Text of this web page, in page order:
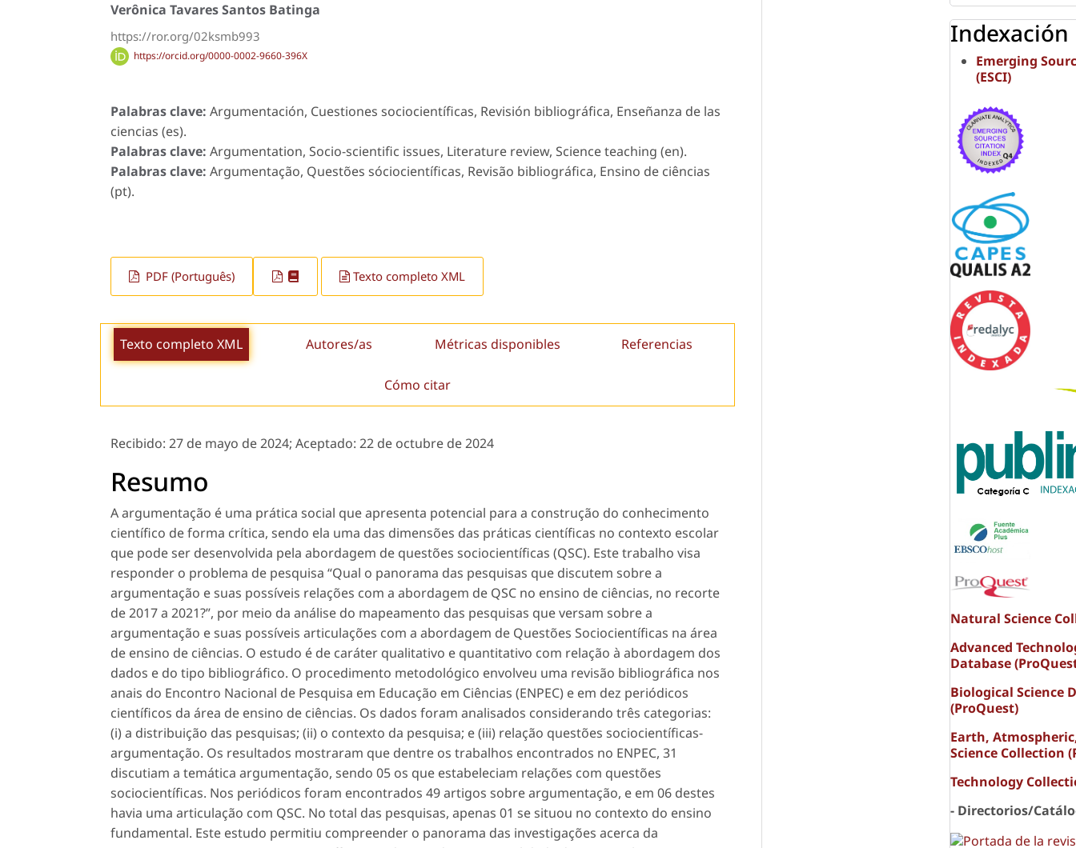
Verônica Tavares Santos Batinga
https://ror.org/02ksmb993
https://orcid.org/0000-0002-9660-396X
Palabras clave: Argumentación, Cuestiones sociocientíficas, Revisión bibliográfica, Enseñanza de las
ciencias (es).
Palabras clave: Argumentation, Socio-scientific issues, Literature review, Science teaching (en).
Palabras clave: Argumentação, Questões sóciocientíficas, Revisão bibliográfica, Ensino de ciências
(pt).
PDF (Português) Texto completo XML
Texto completo XML Autores/as Métricas disponibles Referencias
Cómo citar
Recibido: 27 de mayo de 2024; Aceptado: 22 de octubre de 2024
Resumo
A argumentação é uma prática social que apresenta potencial para a construção do conhecimento
científico de forma crítica, sendo ela uma das dimensões das práticas científicas no contexto escolar
que pode ser desenvolvida pela abordagem de questões sociocientíficas (QSC). Este trabalho visa
responder o problema de pesquisa “Qual o panorama das pesquisas que discutem sobre a
argumentação e suas possíveis relações com a abordagem de QSC no ensino de ciências, no recorte
de 2017 a 2021?”, por meio da análise do mapeamento das pesquisas que versam sobre a
argumentação e suas possíveis articulações com a abordagem de Questões Sociocientíficas na área
de ensino de ciências. O estudo é de caráter qualitativo e quantitativo com relação à abordagem dos
dados e do tipo bibliográfico. O procedimento metodológico envolveu uma revisão bibliográfica nos
anais do Encontro Nacional de Pesquisa em Educação em Ciências (ENPEC) e em dez periódicos
científicos da área de ensino de ciências. Os dados foram analisados considerando três categorias:
(i) a distribuição das pesquisas; (ii) o contexto da pesquisa; e (iii) relação questões sociocientíficas-
argumentação. Os resultados mostraram que dentre os trabalhos encontrados no ENPEC, 31
discutiam a temática argumentação, sendo 05 os que estabeleciam relações com questões
sociocientíficas. Nos periódicos foram encontrados 49 artigos sobre argumentação, e em 06 destes
havia uma articulação com QSC. No total das pesquisas, apenas 01 se situou no contexto do ensino
fundamental. Este estudo permitiu compreender o panorama das investigações acerca da
Indexación
Emerging
(ESCI)
Natural Science
Advanced
Database
Biological Science
(ProQuest)
Earth,
Science Collection
Technology
- Directorios/